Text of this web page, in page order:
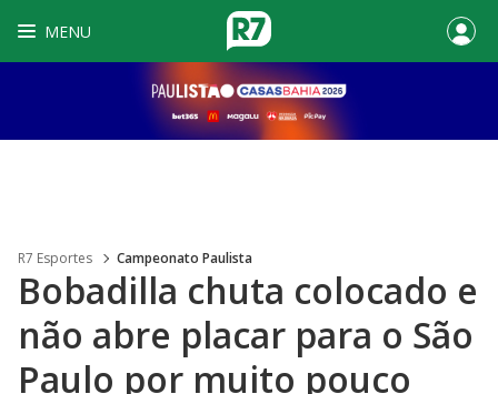
MENU
R7 Esportes Campeonato Paulista
Bobadilla chuta colocado e
não abre placar para o São
Paulo por muito pouco